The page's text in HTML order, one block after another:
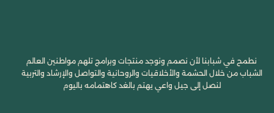
نطمح في شبابنا لأن نصمم ونوجد منتجات وبرامج تلهم مواطنين العالم
الشباب من خلال الحشمة والأخلاقيات والروحانية والتواصل والإرشاد والتربية
لنصل إلى جيل واعي يهتم بالغد كاهتمامه باليوم